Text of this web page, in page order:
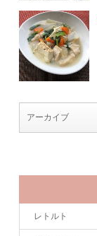
レトルト